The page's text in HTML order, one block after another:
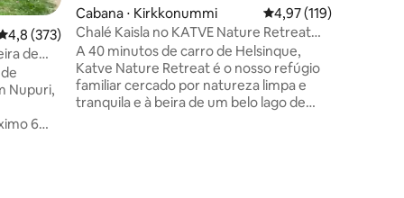
de uma avaliação média de 5, 373 avaliações
4,8 (373)
de
Nupuri,
Cabana ⋅ Kirkkonummi 4,97 de uma avaliação
4,97 (119)
Chalé Kaisla no KATVE Nature Retreat
perto de Helsinque
A 40 minutos de carro de Helsinque,
Katve Nature Retreat é o nosso refúgio
familiar cercado por natureza limpa e
tranquila e à beira de um belo lago de